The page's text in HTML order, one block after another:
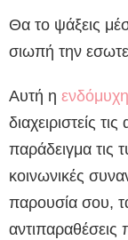
Θα το ψάξεις
σιωπή την
Αυτή η
διαχειριστείς
παράδειγμα τις
κοινωνικές
παρουσία σου, τα
αντιπαραθέσεις